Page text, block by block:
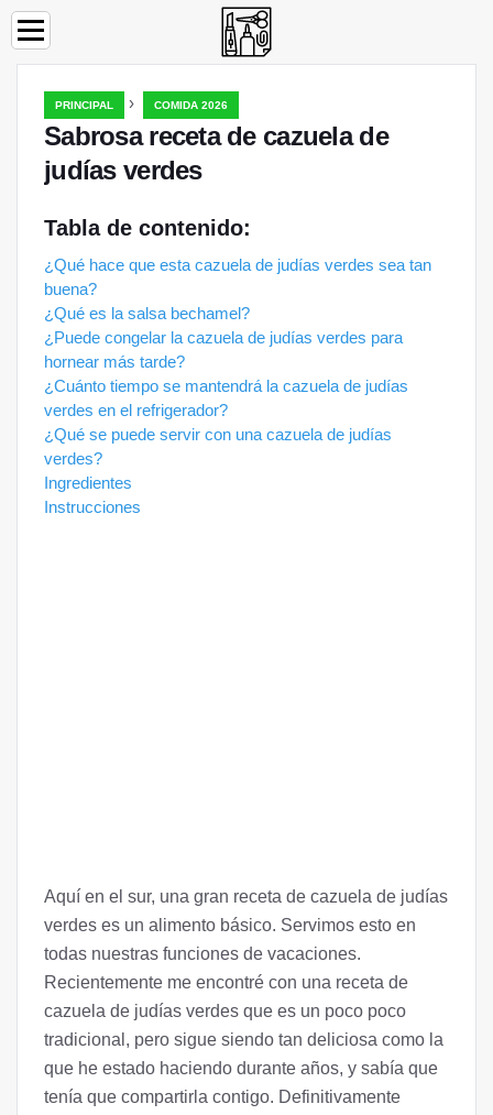
PRINCIPAL › COMIDA 2026
Sabrosa receta de cazuela de
judías verdes
Tabla de contenido:
¿Qué hace que esta cazuela de judías verdes sea tan
buena?
¿Qué es la salsa bechamel?
¿Puede congelar la cazuela de judías verdes para
hornear más tarde?
¿Cuánto tiempo se mantendrá la cazuela de judías
verdes en el refrigerador?
¿Qué se puede servir con una cazuela de judías
verdes?
Ingredientes
Instrucciones
Aquí en el sur, una gran receta de cazuela de judías
verdes es un alimento básico. Servimos esto en
todas nuestras funciones de vacaciones.
Recientemente me encontré con una receta de
cazuela de judías verdes que es un poco poco
tradicional, pero sigue siendo tan deliciosa como la
que he estado haciendo durante años, y sabía que
tenía que compartirla contigo. Definitivamente